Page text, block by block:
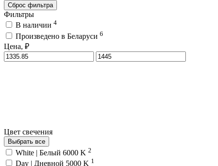
Сброс фильтра
Фильтры
В наличии 4
Произведено в Беларуси 6
Цена, ₽
Цвет свечения
Выбрать все
White | Белый 6000 K 2
Day | Дневной 5000 K 1